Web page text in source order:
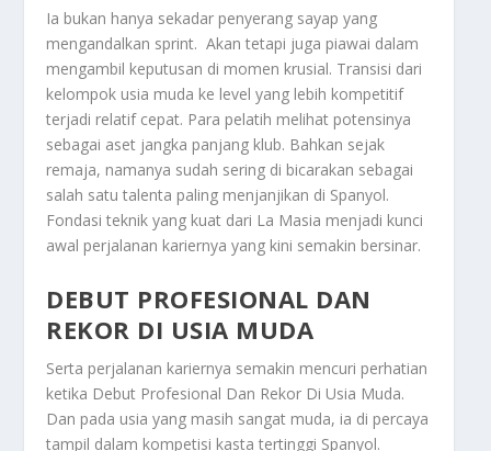
Ia bukan hanya sekadar penyerang sayap yang
mengandalkan sprint. Akan tetapi juga piawai dalam
mengambil keputusan di momen krusial. Transisi dari
kelompok usia muda ke level yang lebih kompetitif
terjadi relatif cepat. Para pelatih melihat potensinya
sebagai aset jangka panjang klub. Bahkan sejak
remaja, namanya sudah sering di bicarakan sebagai
salah satu talenta paling menjanjikan di Spanyol.
Fondasi teknik yang kuat dari La Masia menjadi kunci
awal perjalanan kariernya yang kini semakin bersinar.
DEBUT PROFESIONAL DAN
REKOR DI USIA MUDA
Serta perjalanan kariernya semakin mencuri perhatian
ketika Debut Profesional Dan Rekor Di Usia Muda.
Dan pada usia yang masih sangat muda, ia di percaya
tampil dalam kompetisi kasta tertinggi Spanyol.